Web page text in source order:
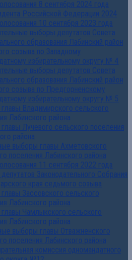
8 сентября 2024 года
Российской Федерации 2024
10 сентября 2023 года
выборы депутатов Совета
образования Лабинский район
созыва по Западному
избирательному округу № 4
выборы депутатов Совета
образования Лабинский район
созыва по Предгорненскому
избирательному округу № 5
Владимирского сельского
Лабинского района
Лучевого сельского поселения
района
выборы главы Ахметовского
поселения Лабинского района
11 сентября 2022 года
Законодательного Собрания
края седьмого созыва
Зассовского сельского
Лабинского района
Чамлыкского сельского
Лабинского района
выборы главы Отважненского
поселения Лабинского района
комиссия одномандатного